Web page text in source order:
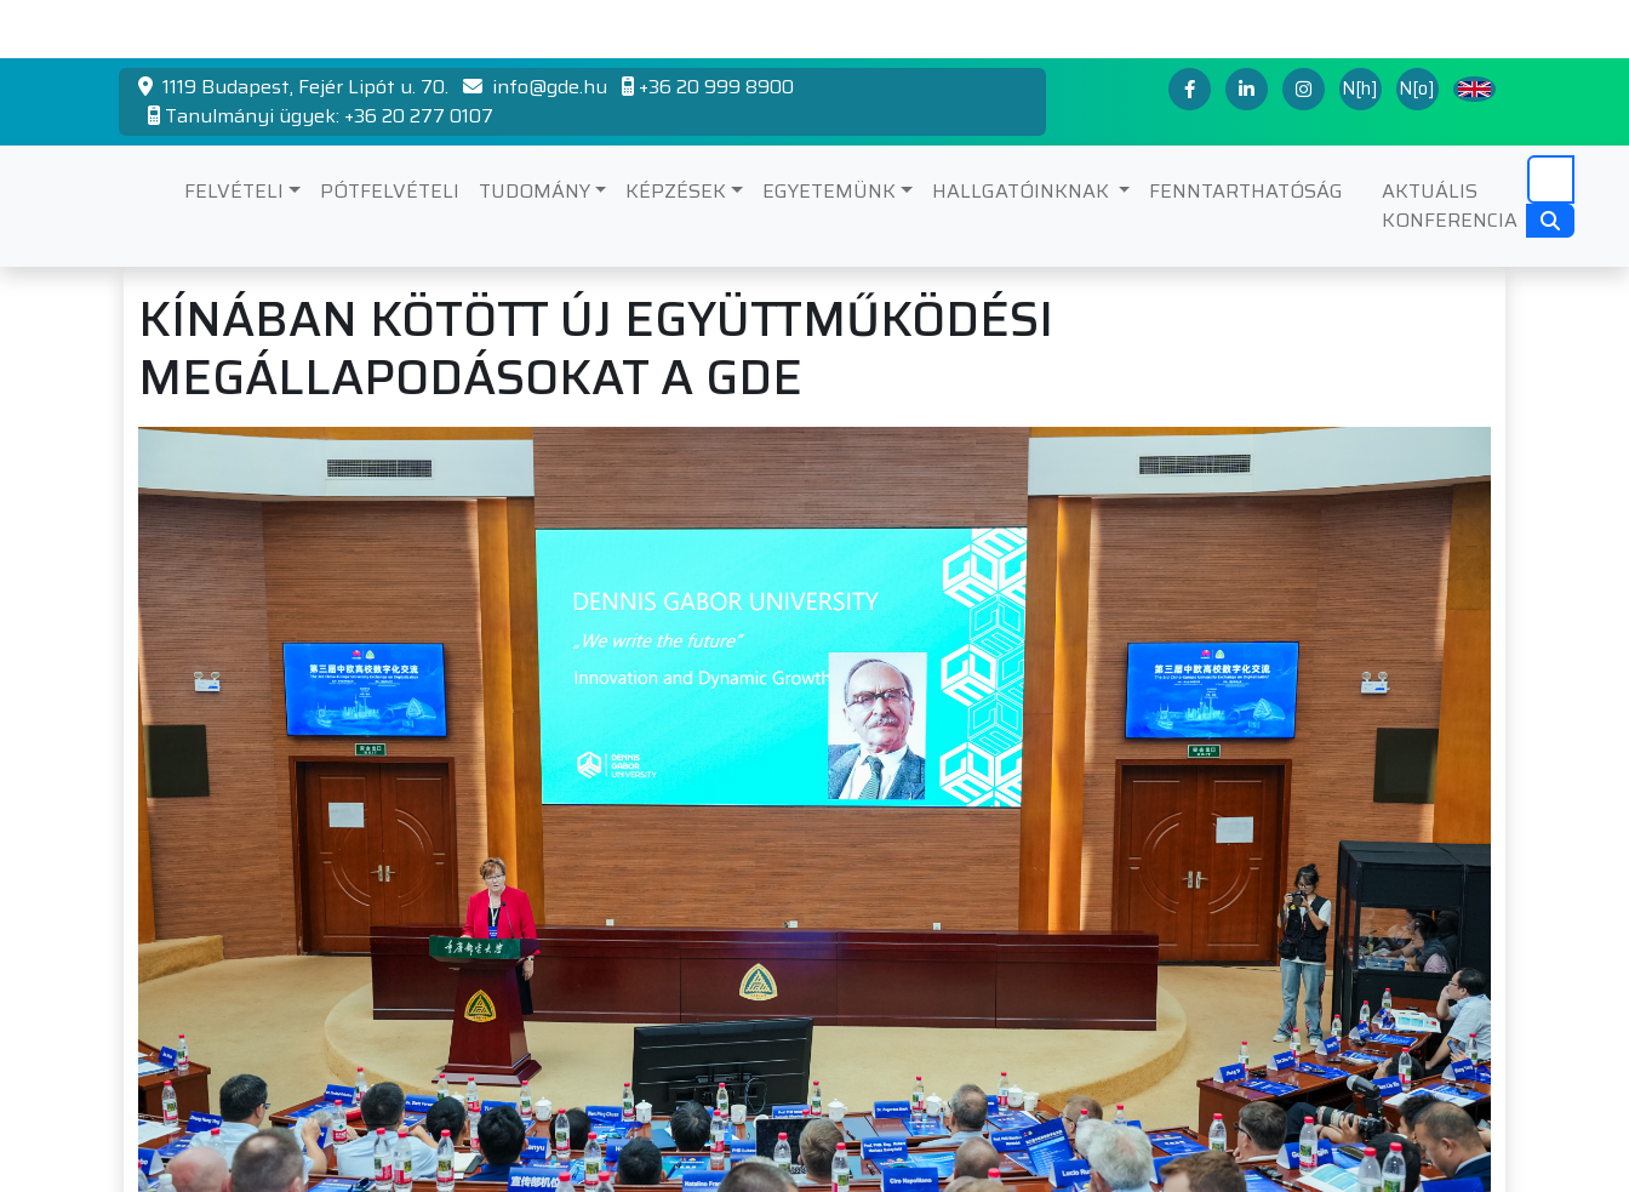
1119 Budapest, Fejér Lipót u. 70. info@gde.hu
+36 20 999 8900
Tanulmányi ügyek: +36 20 277 0107
N[h] N[o]
FELVÉTELI PÓTFELVÉTELI TUDOMÁNY KÉPZÉSEK EGYETEMÜNK HALLGATÓINKNAK FENNTARTHATÓSÁG
AKTUÁLIS
KONFERENCIA
KÍNÁBAN KÖTÖTT ÚJ EGYÜTTMŰKÖDÉSI
MEGÁLLAPODÁSOKAT A GDE